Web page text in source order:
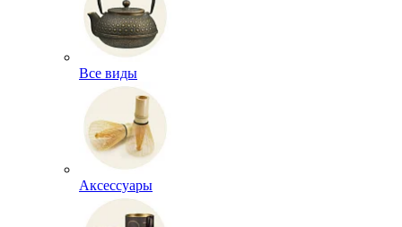
Все виды
Аксессуары